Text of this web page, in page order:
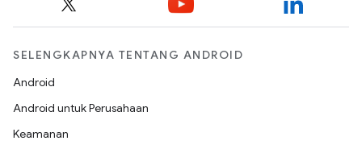
SELENGKAPNYA TENTANG ANDROID
Android
Android untuk Perusahaan
Keamanan